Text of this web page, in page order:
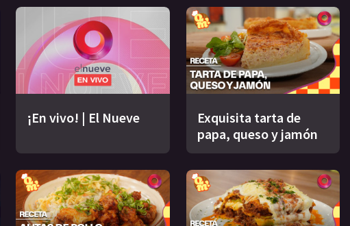
¡En vivo! | El Nueve
Exquisita tarta de
papa, queso y jamón